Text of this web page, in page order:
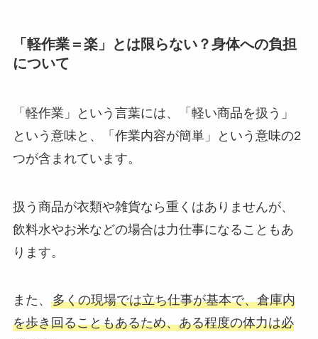
「軽作業＝楽」とは限らない？身体への負担
について
「軽作業」という言葉には、「軽い商品を扱う」
という意味と、「作業内容が簡単」という意味の2
つが含まれています。
扱う商品が衣類や雑貨なら重くはありませんが、
飲料水やお米などの場合は力仕事になることもあ
ります。
また、 多くの現場では立ち仕事が基本で、倉庫内
を歩き回ることもあるため、ある程度の体力は必